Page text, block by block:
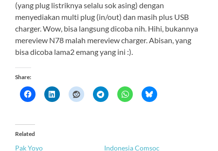
(yang plug listriknya selalu sok asing) dengan
menyediakan multi plug (in/out) dan masih plus USB
charger. Wow, bisa langsung dicoba nih. Hihi, bukannya
mereview N78 malah mereview charger. Abisan, yang
bisa dicoba lama2 emang yang ini :).
Share:
Related
Pak Yoyo
Indonesia Comsoc